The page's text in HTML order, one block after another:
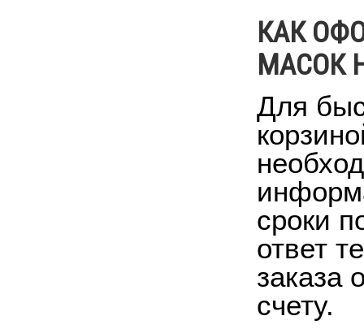
КАК
МАСОК
Для
сроки
ответ
заказа
счету.